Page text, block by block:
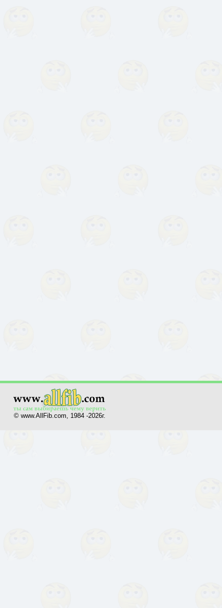
© www.AllFib.com, 1984 -2026г.